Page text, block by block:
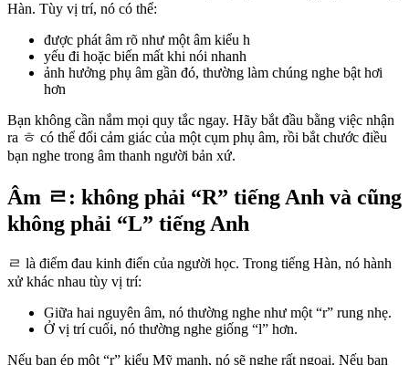
Hàn. Tùy vị trí, nó có thể:
được phát âm rõ như một âm kiểu h
yếu đi hoặc biến mất khi nói nhanh
ảnh hưởng phụ âm gần đó, thường làm chúng nghe bật hơi
hơn
Bạn không cần nắm mọi quy tắc ngay. Hãy bắt đầu bằng việc nhận
ra ㅎ có thể đổi cảm giác của một cụm phụ âm, rồi bắt chước điều
bạn nghe trong âm thanh người bản xứ.
Âm ㄹ: không phải “R” tiếng Anh và cũng
không phải “L” tiếng Anh
ㄹ là điểm đau kinh điển của người học. Trong tiếng Hàn, nó hành
xử khác nhau tùy vị trí:
Giữa hai nguyên âm, nó thường nghe như một “r” rung nhẹ.
Ở vị trí cuối, nó thường nghe giống “l” hơn.
Nếu bạn ép một “r” kiểu Mỹ mạnh, nó sẽ nghe rất ngoại. Nếu bạn